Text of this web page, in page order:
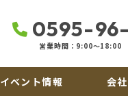
0595-
営業時間：9:00〜18:00
イベント情報 会